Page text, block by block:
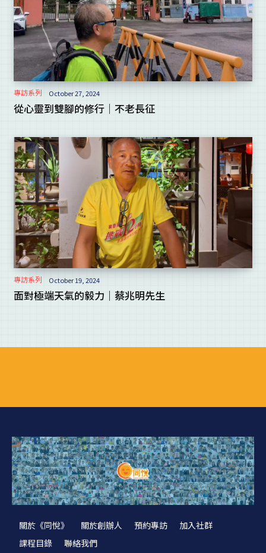
專訪系列 October 27, 2024
從心靈到雙腳的修行｜不老長征
專訪系列 October 19, 2024
面對極端天氣的毅力｜蔡兆明先生
關於《同悅》 關於創辦人 預約專訪
加入社群
課程目錄
聯絡我們